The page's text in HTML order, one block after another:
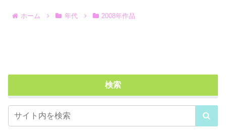
ホーム 年代 2008年作品
検索